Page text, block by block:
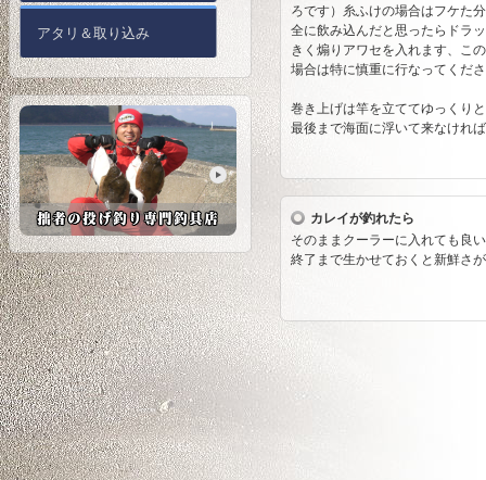
ろです）糸ふけの場合はフケた
全に飲み込んだと思ったらドラ
きく煽りアワセを入れます、こ
場合は特に慎重に行なってくだ
巻き上げは竿を立ててゆっくり
最後まで海面に浮いて来なけれ
カレイが釣れたら
そのままクーラーに入れても良
終了まで生かせておくと新鮮さ
アタリ＆取り込み